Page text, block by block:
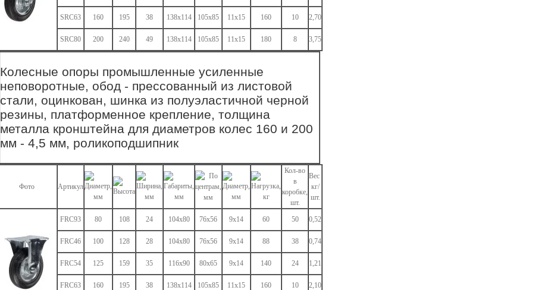
SRC63 160 195 38 138x114 105x85 11x15 160 10 2,70
SRC80 200 240 49 138x114 105x85 11x15 180 8 3,75
Колесные опоры промышленные усиленные
неповоротные, обод - прессованный из листовой
стали, оцинкован, шинка из полуэластичной черной
резины, платформенное крепление, толщина
металла кронштейна для диаметров колес 160 и 200
мм - 4,5 мм, роликоподшипник
Фото Артикул
Кол-во
в
коробке,
шт.
Вес
кг/
шт.
FRC93 80 108 24 104x80 76x56 9x14 60 50 0,52
FRC46 100 128 28 104x80 76x56 9x14 88 38 0,74
FRC54 125 159 35 116x90 80x65 9x14 140 24 1,21
FRC63 160 195 38 138x114 105x85 11x15 160 10 2,10